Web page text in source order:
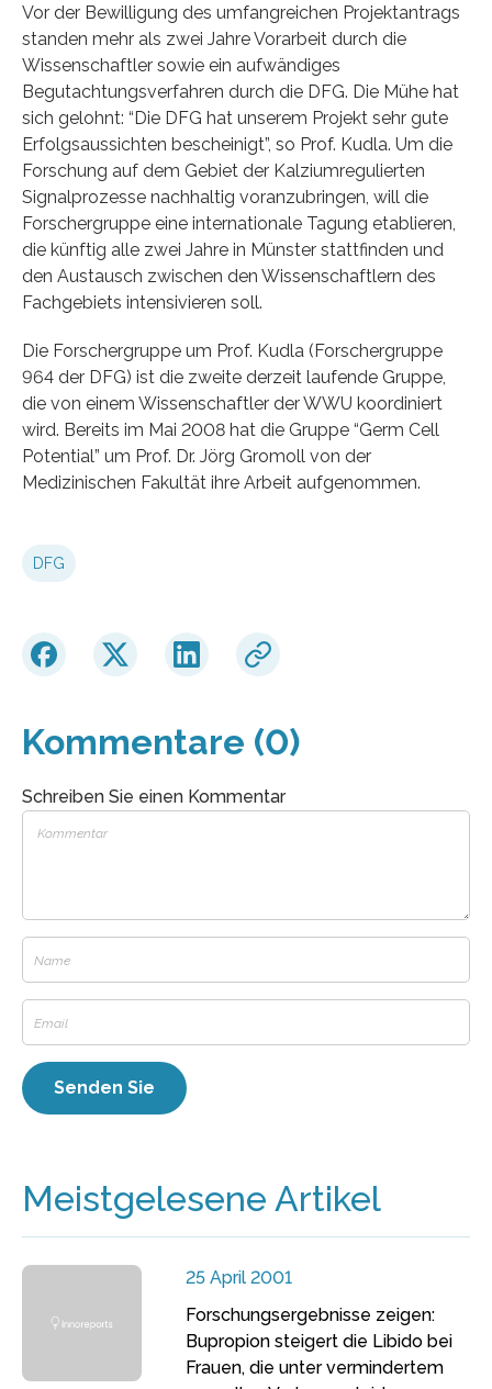
Vor der Bewilligung des umfangreichen Projektantrags
standen mehr als zwei Jahre Vorarbeit durch die
Wissenschaftler sowie ein aufwändiges
Begutachtungsverfahren durch die DFG. Die Mühe hat
sich gelohnt: “Die DFG hat unserem Projekt sehr gute
Erfolgsaussichten bescheinigt”, so Prof. Kudla. Um die
Forschung auf dem Gebiet der Kalziumregulierten
Signalprozesse nachhaltig voranzubringen, will die
Forschergruppe eine internationale Tagung etablieren,
die künftig alle zwei Jahre in Münster stattfinden und
den Austausch zwischen den Wissenschaftlern des
Fachgebiets intensivieren soll.
Die Forschergruppe um Prof. Kudla (Forschergruppe
964 der DFG) ist die zweite derzeit laufende Gruppe,
die von einem Wissenschaftler der WWU koordiniert
wird. Bereits im Mai 2008 hat die Gruppe “Germ Cell
Potential” um Prof. Dr. Jörg Gromoll von der
Medizinischen Fakultät ihre Arbeit aufgenommen.
DFG
Kommentare (0)
Schreiben Sie einen Kommentar
Meistgelesene Artikel
25 April 2001
Forschungsergebnisse zeigen:
Bupropion steigert die Libido bei
Frauen, die unter vermindertem